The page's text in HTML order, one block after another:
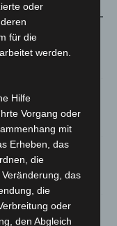
schnell
– Polizei sucht
Baustelle
oder
für die
werden.
Hilfe
Vorgang oder
mit
Erheben, das
die
das
die
oder
den Abgleich